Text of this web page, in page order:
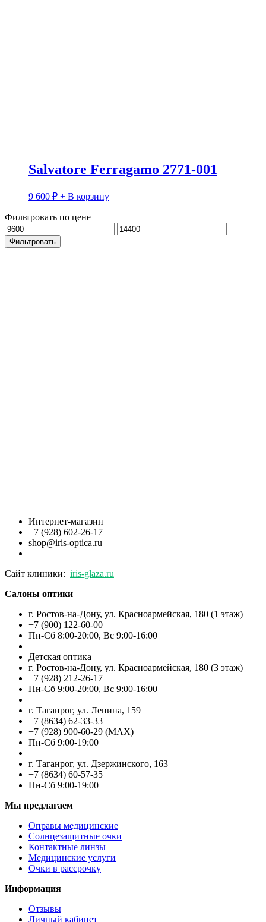
Salvatore Ferragamo 2771-001
9 600 ₽ + В корзину
Фильтровать по цене
Минимальная
цена
Максимальная
цена
Фильтровать
Интернет-магазин
+7 (928) 602-26-17
shop@iris-optica.ru
Сайт клиники: iris-glaza.ru
Салоны оптики
г. Ростов-на-Дону, ул. Красноармейская, 180 (1 этаж)
+7 (900) 122-60-00
Пн-Cб 8:00-20:00, Вс 9:00-16:00
Детская оптика
г. Ростов-на-Дону, ул. Красноармейская, 180 (3 этаж)
+7 (928) 212-26-17
Пн-Cб 9:00-20:00, Вс 9:00-16:00
г. Таганрог, ул. Ленина, 159
+7 (8634) 62-33-33
+7 (928) 900-60-29 (MAX)
Пн-Cб 9:00-19:00
г. Таганрог, ул. Дзержинского, 163
+7 (8634) 60-57-35
Пн-Сб 9:00-19:00
Мы предлагаем
Оправы медицинские
Солнцезащитные очки
Контактные линзы
Медицинские услуги
Очки в рассрочку
Информация
Отзывы
Личный кабинет